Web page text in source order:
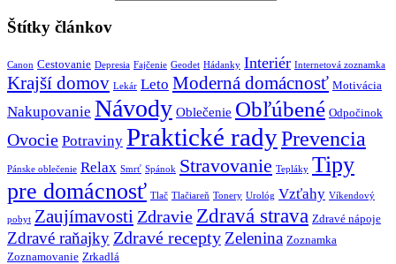
Štítky článkov
Canon Cestovanie Depresia Fajčenie Geodet Hádanky Interiér Internetová zoznamka
Krajší domov Lekár Leto Moderná domácnosť Motivácia
Nakupovanie Návody Oblečenie Obľúbené Odpočinok
Ovocie Potraviny Praktické radyPrevencia
Pánske oblečenie Relax Smrť Spánok Stravovanie Tepláky Tipy
pre domácnosť Tlač Tlačiareň Tonery Urológ Vzťahy Víkendový
pobyt Zaujímavosti Zdravie Zdravá strava Zdravé nápoje
Zdravé raňajky Zdravé recepty Zelenina Zoznamka
Zoznamovanie Zrkadlá